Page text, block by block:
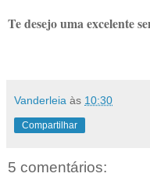
Te desejo uma excelente
Vanderleia às 10:30
Compartilhar
5 comentários: